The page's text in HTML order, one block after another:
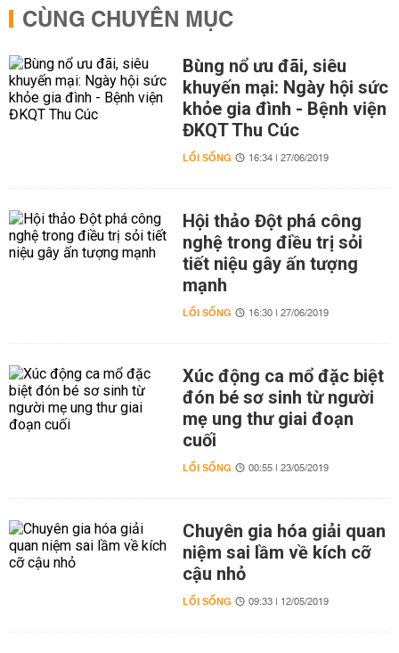
CÙNG CHUYÊN MỤC
Bùng nổ ưu đãi, siêu
khuyến mại: Ngày hội sức
khỏe gia đình - Bệnh viện
ĐKQT Thu Cúc
LỐI SỐNG 16:34 | 27/06/2019
Hội thảo Đột phá công
nghệ trong điều trị sỏi
tiết niệu gây ấn tượng
mạnh
LỐI SỐNG 16:30 | 27/06/2019
Xúc động ca mổ đặc biệt
đón bé sơ sinh từ người
mẹ ung thư giai đoạn
cuối
LỐI SỐNG 00:55 | 23/05/2019
Chuyên gia hóa giải quan
niệm sai lầm về kích cỡ
cậu nhỏ
LỐI SỐNG 09:33 | 12/05/2019